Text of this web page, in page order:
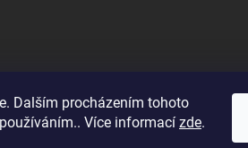
Dalším procházením tohoto
Více informací zde.